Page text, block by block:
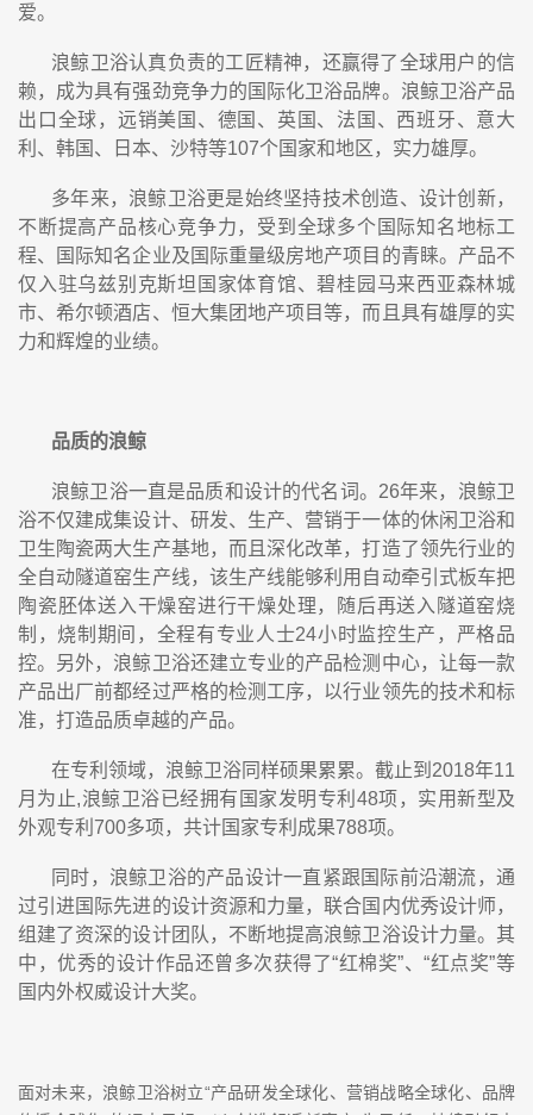
爱。
浪鲸卫浴认真负责的工匠精神，还赢得了全球用户的信
赖，成为具有强劲竞争力的国际化卫浴品牌。浪鲸卫浴产品
出口全球，远销美国、德国、英国、法国、西班牙、意大
利、韩国、日本、沙特等107个国家和地区，实力雄厚。
多年来，浪鲸卫浴更是始终坚持技术创造、设计创新，
不断提高产品核心竞争力，受到全球多个国际知名地标工
程、国际知名企业及国际重量级房地产项目的青睐。产品不
仅入驻乌兹别克斯坦国家体育馆、碧桂园马来西亚森林城
市、希尔顿酒店、恒大集团地产项目等，而且具有雄厚的实
力和辉煌的业绩。
品质的浪鲸
浪鲸卫浴一直是品质和设计的代名词。26年来，浪鲸卫
浴不仅建成集设计、研发、生产、营销于一体的休闲卫浴和
卫生陶瓷两大生产基地，而且深化改革，打造了领先行业的
全自动隧道窑生产线，该生产线能够利用自动牵引式板车把
陶瓷胚体送入干燥窑进行干燥处理，随后再送入隧道窑烧
制，烧制期间，全程有专业人士24小时监控生产，严格品
控。另外，浪鲸卫浴还建立专业的产品检测中心，让每一款
产品出厂前都经过严格的检测工序，以行业领先的技术和标
准，打造品质卓越的产品。
在专利领域，浪鲸卫浴同样硕果累累。截止到2018年11
月为止,浪鲸卫浴已经拥有国家发明专利48项，实用新型及
外观专利700多项，共计国家专利成果788项。
同时，浪鲸卫浴的产品设计一直紧跟国际前沿潮流，通
过引进国际先进的设计资源和力量，联合国内优秀设计师，
组建了资深的设计团队，不断地提高浪鲸卫浴设计力量。其
中，优秀的设计作品还曾多次获得了“红棉奖”、“红点奖”等
国内外权威设计大奖。
面对未来，浪鲸卫浴树立“产品研发全球化、营销战略全球化、品牌